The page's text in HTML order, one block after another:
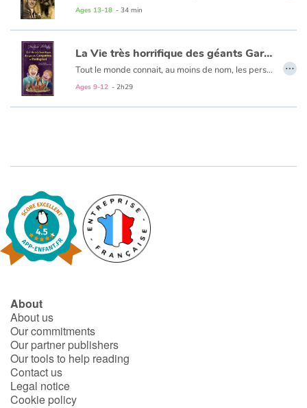
Ages 13-18 - 34 min
La Vie très horrifique des géants Gargantua et Pantagruel
Tout le monde connait, au moins de nom, les personnages de Gargantua et de Pantagruel. Bien peu en revanche connaissent l’oeuvre dont ils sont les héros, exceptés quelques extraits, étudiés au lycée. Rabelais nous a pourtant laissé un roman aussi joyeux que détonant, et dont la langue truculente se suffit presque à elle-même. Notre adaptation vous en propose une lecture récréative par un abrégé superbement illustré de l’ensemble des cinq volumes de la saga.
Ages 9-12 - 2h29
…
About
About us
Our commitments
Our partner publishers
Our tools to help reading
Contact us
Legal notice
Cookie policy